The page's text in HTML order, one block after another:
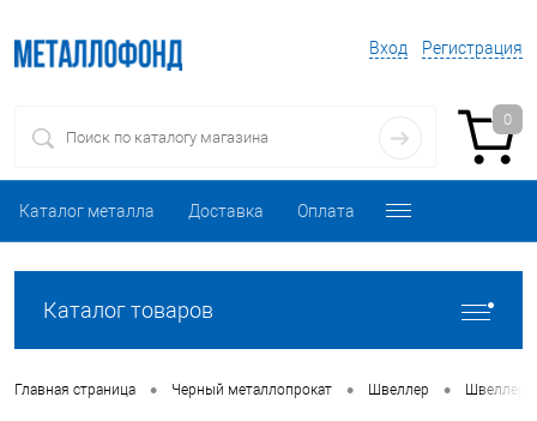
Вход Регистрация
0
Каталог металла Доставка Оплата
Каталог товаров
Главная страница • Черный металлопрокат • Швеллер • Швеллер